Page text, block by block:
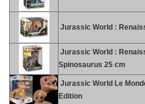
Jurassic World :
Jurassic World :
Spinosaurus 25 cm
Jurassic World Le
Edition